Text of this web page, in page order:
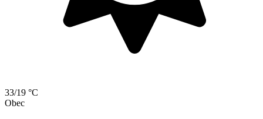
33/19 °C
Obec